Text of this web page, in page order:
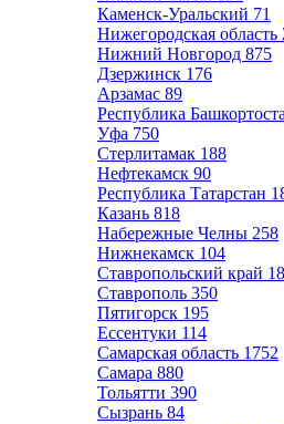
Каменск-Уральский 71
Нижегородская область
Нижний Новгород 875
Дзержинск 176
Арзамас 89
Республика
Уфа 750
Стерлитамак 188
Нефтекамск 90
Республика Татарстан
Казань 818
Набережные Челны 258
Нижнекамск 104
Ставропольский край
Ставрополь 350
Пятигорск 195
Ессентуки 114
Самарская область 1752
Самара 880
Тольятти 390
Сызрань 84